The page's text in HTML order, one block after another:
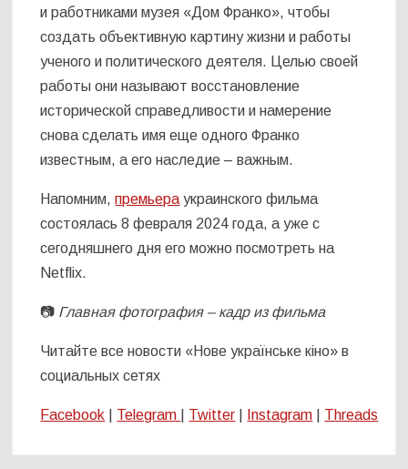
и работниками музея «Дом Франко», чтобы
создать объективную картину жизни и работы
ученого и политического деятеля. Целью своей
работы они называют восстановление
исторической справедливости и намерение
снова сделать имя еще одного Франко
известным, а его наследие – важным.
Напомним,премьера украинского фильма
состоялась 8 февраля 2024 года, а уже с
сегодняшнего дня его можно посмотреть на
Netflix.
📷 Главная фотография – кадр из фильма
Читайте все новости «Нове українське кіно» в
социальных сетях
Facebook Telegram Twitter Instagram Threads